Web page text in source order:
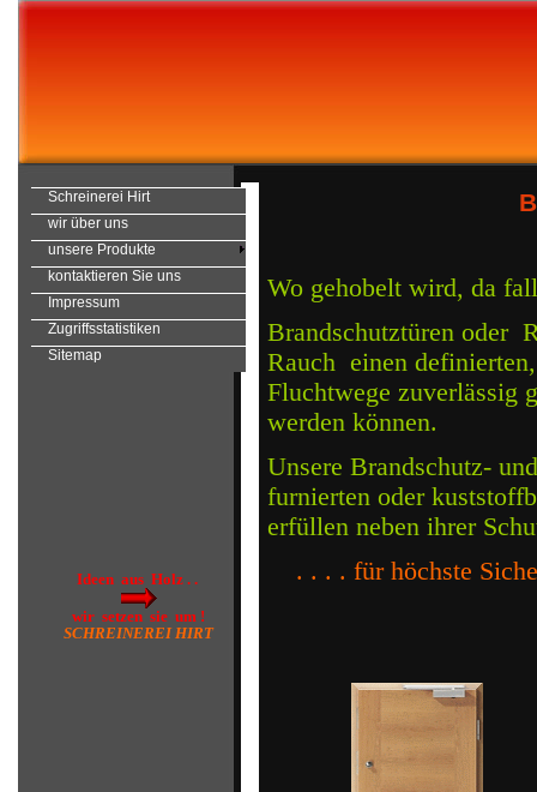
Schreinerei Hirt
wir über uns
unsere Produkte
kontaktieren Sie uns
Impressum
Zugriffsstatistiken
Sitemap
Ideen aus Holz . .
wir setzen sie um !
SCHREINEREI HIRT
Wo gehobelt wird, da
Brandschutztüren oder
Rauch einen
Fluchtwege zuverlässig
werden können.
Unsere Brandschutz-
furnierten oder
erfüllen neben ihrer
. . . . für höchste